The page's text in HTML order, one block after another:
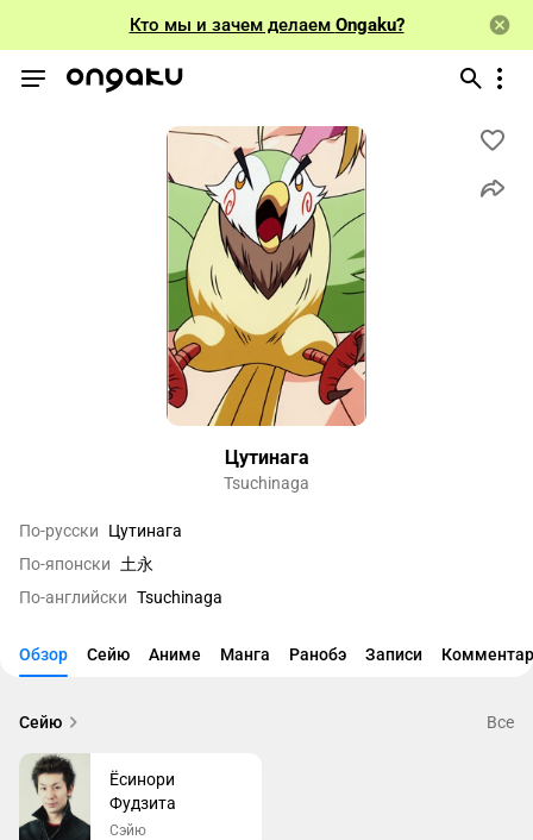
Кто мы и зачем делаем Ongaku?
Цутинага
Tsuchinaga
По-русски
Цутинага
По-японски
土永
По-английски Tsuchinaga
Обзор Сейю Аниме Манга Ранобэ Записи
Сейю Все
Ёсинори
Фудзита
Сэйю